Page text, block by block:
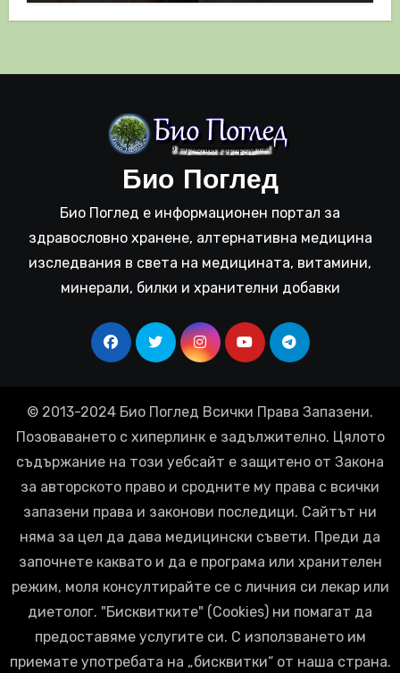
Био Поглед
Био Поглед е информационен портал за
здравословно хранене, алтернативна медицина
изследвания в света на медицината, витамини,
минерали, билки и хранителни добавки
© 2013-2024 Био Поглед Всички Права Запазени.
Позоваването с хиперлинк е задължително. Цялото
съдържание на този уебсайт е защитено от Закона
за авторското право и сродните му права с всички
запазени права и законови последици. Сайтът ни
няма за цел да дава медицински съвети. Преди да
започнете каквато и да е програма или хранителен
режим, моля консултирайте се с личния си лекар или
диетолог. "Бисквитките" (Cookies) ни помагат да
предоставяме услугите си. С използването им
приемате употребата на „бисквитки“ от наша страна.